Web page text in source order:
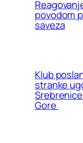
povodom
saveza
Klub
stranke
Gore